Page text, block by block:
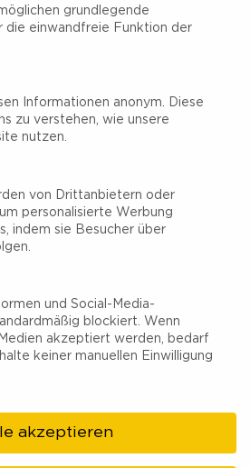
den
in
zählt, nicht das große Geld“
aus Herbert Grönemeyers‘
Zuneigung für den VfL wissen
grundlegende
die einwandfreie Funktion der
Informationen anonym. Diese
zu verstehen, wie unsere
nutzen.
von Drittanbietern oder
personalisierte Werbung
indem sie Besucher über
und Social-Media-
blockiert. Wenn
akzeptiert werden, bedarf
keiner manuellen Einwilligung
akzeptieren